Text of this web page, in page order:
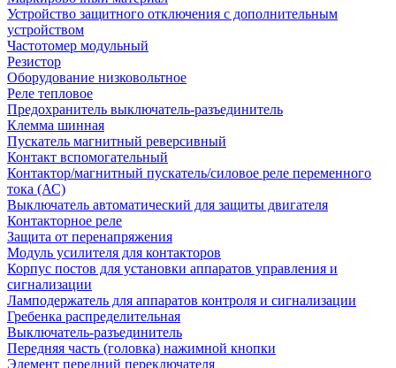
Устройство защитного отключения с дополнительным
устройством
Частотомер модульный
Резистор
Оборудование низковольтное
Реле тепловое
Предохранитель выключатель-разъединитель
Клемма шинная
Пускатель магнитный реверсивный
Контакт вспомогательный
Контактор/магнитный пускатель/силовое реле переменного
тока (АС)
Выключатель автоматический для защиты двигателя
Контакторное реле
Защита от перенапряжения
Модуль усилителя для контакторов
Корпус постов для установки аппаратов управления и
сигнализации
Ламподержатель для аппаратов контроля и сигнализации
Гребенка распределительная
Выключатель-разъединитель
Передняя часть (головка) нажимной кнопки
Элемент передний переключателя